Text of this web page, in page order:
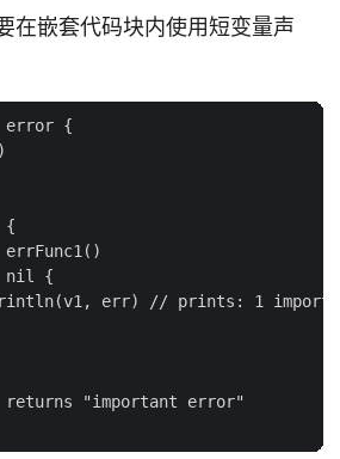
在嵌套代码块内使用短变量声
error {
{
nil {
err) // prints: 1
"important error"